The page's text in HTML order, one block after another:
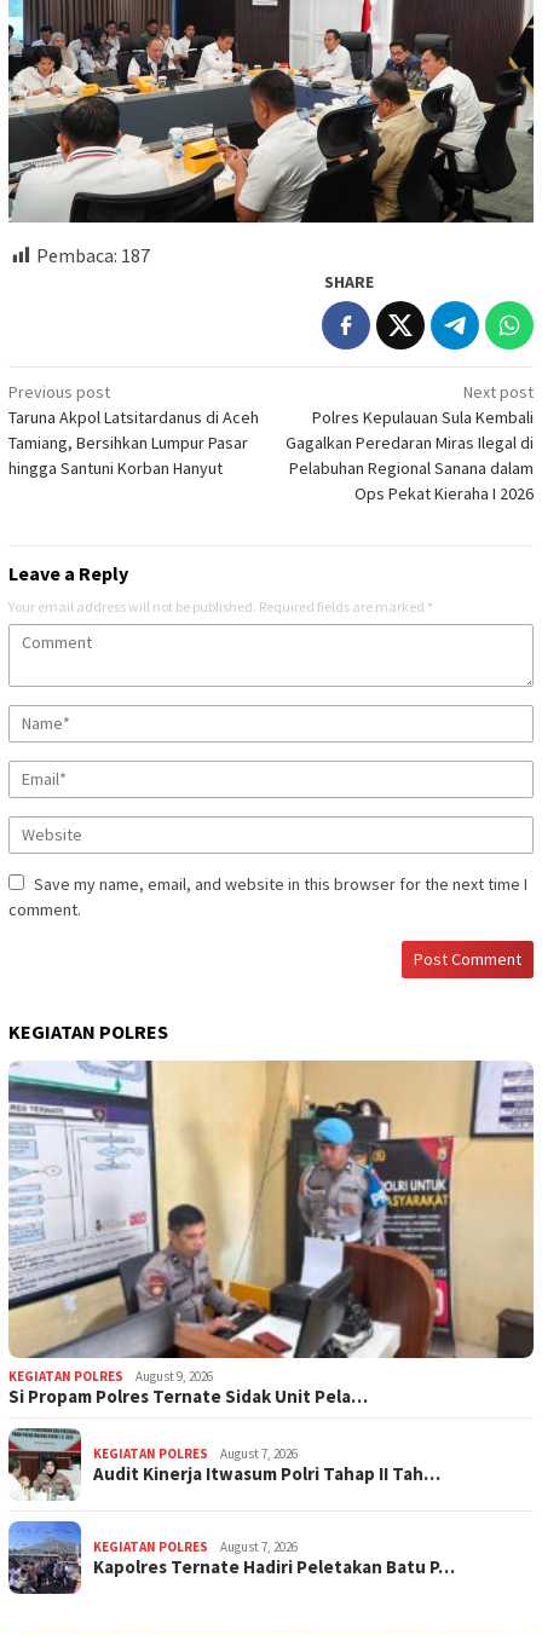
Pembaca: 187
SHARE
Post
navigation
Previous post
Taruna Akpol Latsitardanus di Aceh
Tamiang, Bersihkan Lumpur Pasar
hingga Santuni Korban Hanyut
Next post
Polres Kepulauan Sula Kembali
Gagalkan Peredaran Miras Ilegal di
Pelabuhan Regional Sanana dalam
Ops Pekat Kieraha I 2026
Leave a Reply
Your email address will not be published. Required fields are marked *
Save my name, email, and website in this browser for the next time I
comment.
KEGIATAN POLRES
KEGIATAN POLRES August 9, 2026
Si Propam Polres Ternate Sidak Unit Pela…
KEGIATAN POLRES August 7, 2026
Audit Kinerja Itwasum Polri Tahap II Tah…
KEGIATAN POLRES August 7, 2026
Kapolres Ternate Hadiri Peletakan Batu P…